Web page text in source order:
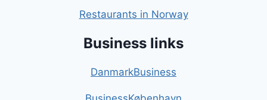
Restaurants in Norway
Business links
DanmarkBusiness